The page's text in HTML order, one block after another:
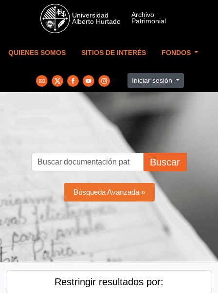
Skip to main content
QUIENES SOMOS SITIOS DE INTERÉS FONDOS
Iniciar sesión
Buscar
Búsqueda Avanzada »
Restringir resultados por: